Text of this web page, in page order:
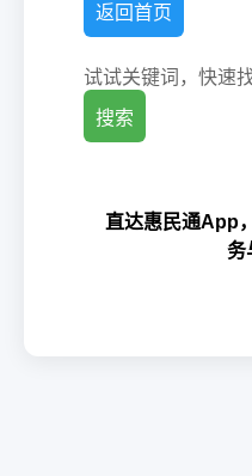
返回首页
试试关键词，快速
搜索
直达惠民通App
务